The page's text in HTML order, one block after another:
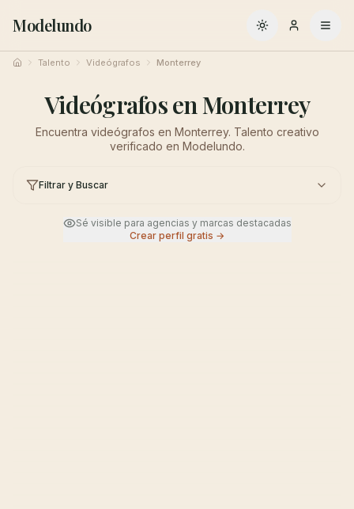
Modelundo Cambiar a oscuro
Inicio Talento Videógrafos Monterrey
Videógrafos en Monterrey
Encuentra videógrafos en Monterrey. Talento creativo
verificado en Modelundo.
Filtrar y Buscar
Sé visible para agencias y marcas destacadas
Crear perfil gratis →